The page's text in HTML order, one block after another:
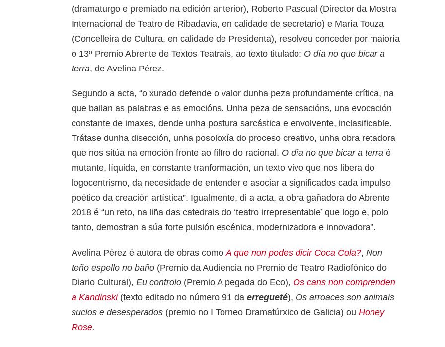
(dramaturgo e premiado na edición anterior), Roberto Pascual (Director da Mostra
Internacional de Teatro de Ribadavia, en calidade de secretario) e María Touza
(Concelleira de Cultura, en calidade de Presidenta), resolveu conceder por maioría
o 13º Premio Abrente de Textos Teatrais, ao texto titulado: O día no que bicar a
terra, de Avelina Pérez.
Segundo a acta, “o xurado defende o valor dunha peza profundamente crítica, na
que bailan as palabras e as emocións. Unha peza de sensacións, una evocación
constante de imaxes, dende unha postura sarcástica e envolvente, inclasificable.
Trátase dunha disección, unha posoloxía do proceso creativo, unha obra retadora
que nos sitúa na emoción fronte ao filtro do racional. O día no que bicar a terra é
mutante, líquida, en constante tranformación, un texto vivo que nos libera do
logocentrismo, da necesidade de entender e asociar a significados cada impulso
poético da creación artística”. Igualmente, di a acta, a obra gañadora do Abrente
2018 é “un reto, na liña das catedrais do ‘teatro irrepresentable’ que logo e, polo
tanto, demostran a súa forte pulsión escénica, modernizadora e innovadora”.
Avelina Pérez é autora de obras comoA que non podes dicir Coca Cola?, Non
teño espello no baño (Premio da Audiencia no Premio de Teatro Radiofónico do
Diario Cultural), Eu controlo (Premio A pegada do Eco), Os cans non comprenden
a Kandinski (texto editado no número 91 da erregueté), Os arroaces son animais
sucios e desesperados (premio no I Torneo Dramatúrxico de Galicia) ou Honey
Rose.